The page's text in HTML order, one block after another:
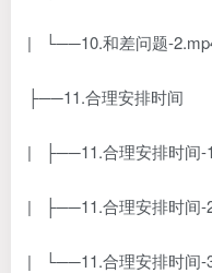
| └──10.和差问题-
├──11.合理安排时间
| ├──11.合理安排时间-
| ├──11.合理安排时间-
| └──11.合理安排时间-